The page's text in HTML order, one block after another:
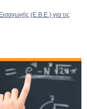
(Ε.Β.Ε.) για τις